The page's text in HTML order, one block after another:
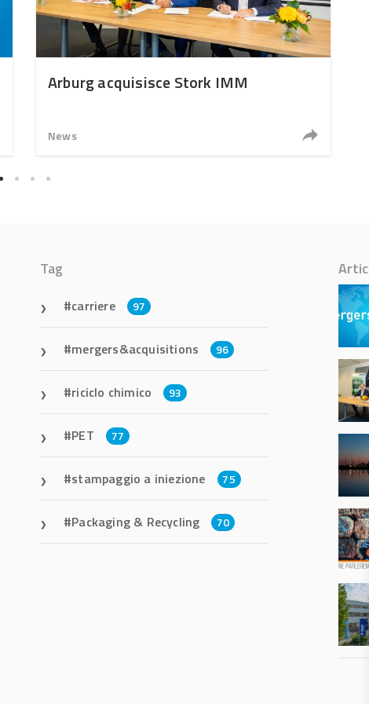
Arburg acquisisce Stork IMM
News
Tag
carriere 97
mergers&acquisitions 96
riciclo chimico 93
PET 77
stampaggio a iniezione 75
Packaging & Recycling 70